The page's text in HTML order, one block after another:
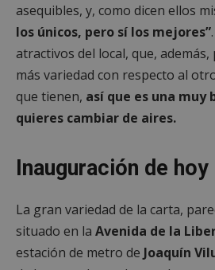
asequibles, y, como dicen ellos
los únicos, pero sí los mejores”
atractivos del local, que, además,
más variedad con respecto al
que tienen, así que es una muy
quieres cambiar de aires.
Inauguración de hoy
La gran variedad de la carta,
situado en la Avenida de la
estación de metro de Joaquín